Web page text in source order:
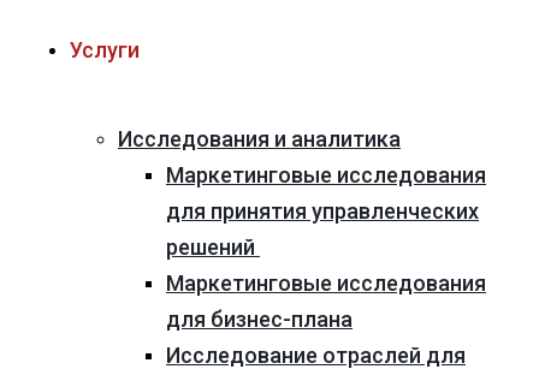
Услуги
Исследования и аналитика
Маркетинговые исследования
для принятия управленческих
решений
Маркетинговые исследования
для бизнес-плана
Исследование отраслей для